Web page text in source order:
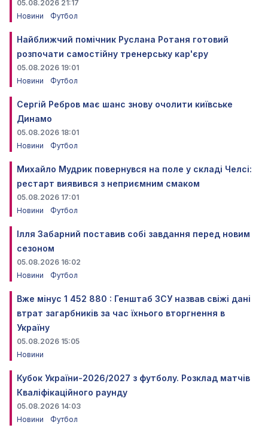
05.08.2026 21:17
Новини
Футбол
Найближчий помічник Руслана Ротаня готовий
розпочати самостійну тренерську кар'єру
05.08.2026 19:01
Новини
Футбол
Сергій Ребров має шанс знову очолити київське
Динамо
05.08.2026 18:01
Новини
Футбол
Михайло Мудрик повернувся на поле у складі Челсі:
рестарт виявився з неприємним смаком
05.08.2026 17:01
Новини
Футбол
Ілля Забарний поставив собі завдання перед новим
сезоном
05.08.2026 16:02
Новини
Футбол
Вже мінус 1 452 880 : Генштаб ЗСУ назвав свіжі дані
втрат загарбників за час їхнього вторгнення в
Україну
05.08.2026 15:05
Новини
Кубок України-2026/2027 з футболу. Розклад матчів
Кваліфікаційного раунду
05.08.2026 14:03
Новини
Футбол